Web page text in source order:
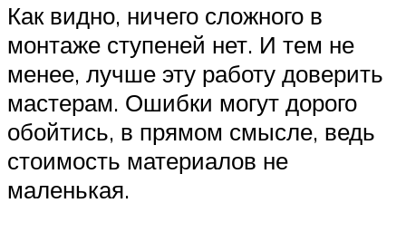
Как видно, ничего сложного в
монтаже ступеней нет. И тем не
менее, лучше эту работу доверить
мастерам. Ошибки могут дорого
обойтись, в прямом смысле, ведь
стоимость материалов не
маленькая.